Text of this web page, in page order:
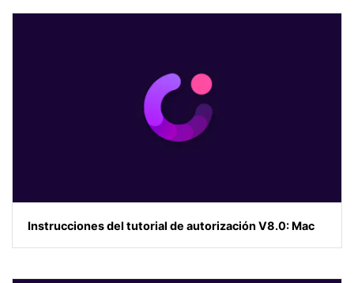
Instrucciones del tutorial de autorización V8.0: Mac